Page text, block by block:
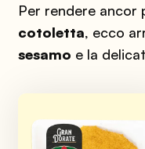
Per rendere ancor
cotoletta, ecco
sesamo e la